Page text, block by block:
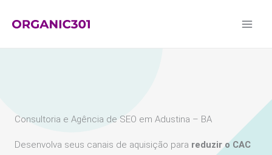
para
Consultoria e Agência de SEO em Adustina – BA
Desenvolva seus canais de aquisição para reduzir o CAC